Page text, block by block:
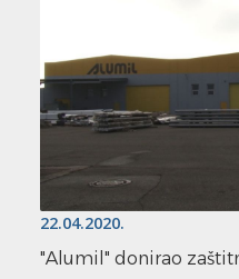
22.04.2020.
"Alumil" donirao